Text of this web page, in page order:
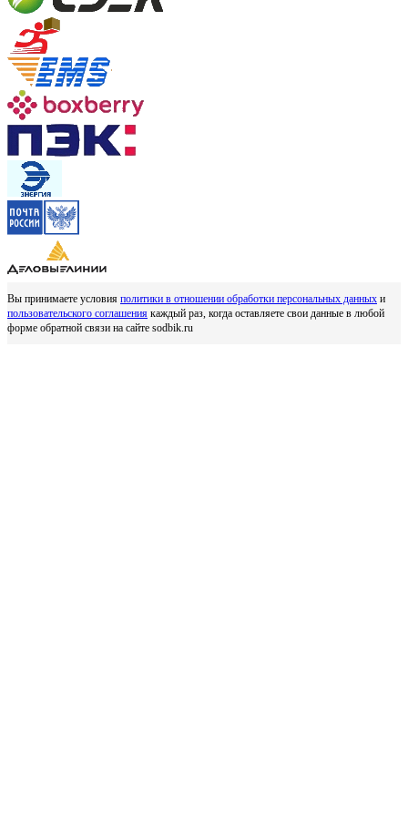
Вы принимаете условия политики в отношении обработки персональных данных и
пользовательского соглашения каждый раз, когда оставляете свои данные в любой
форме обратной связи на сайте sodbik.ru